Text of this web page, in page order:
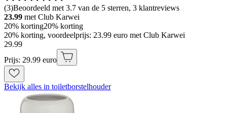
(3)Beoordeeld met 3.7 van de 5 sterren, 3 klantreviews
23.99 met Club Karwei
20% korting20% korting
20% korting, voordeelprijs: 23.99 euro met Club Karwei
29.99
Prijs: 29.99 euro
Bekijk alles in toiletborstelhouder